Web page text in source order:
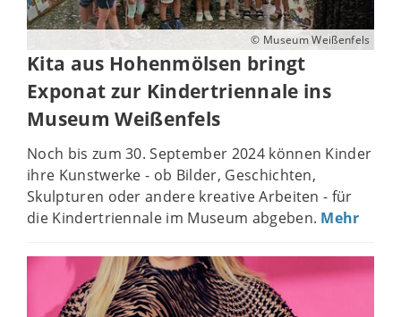
© Museum Weißenfels
Kita aus Hohenmölsen bringt
Exponat zur Kindertriennale ins
Museum Weißenfels
Noch bis zum 30. September 2024 können Kinder
ihre Kunstwerke - ob Bilder, Geschichten,
Skulpturen oder andere kreative Arbeiten - für
die Kindertriennale im Museum abgeben. Mehr